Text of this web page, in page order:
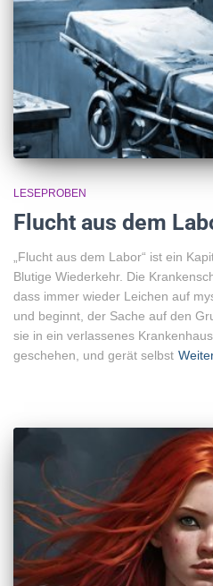
LESEPROBEN
Flucht aus dem
„Flucht aus dem Labor“ ist ein
Blutige Wiederkehr. Die
dass immer wieder Leichen auf
und beginnt, der Sache auf den
sie in ein verlassenes
geschehen, und gerät selbst